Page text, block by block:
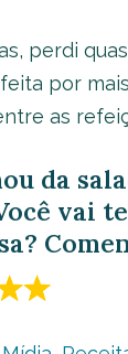
perdi
por
as
da
vai